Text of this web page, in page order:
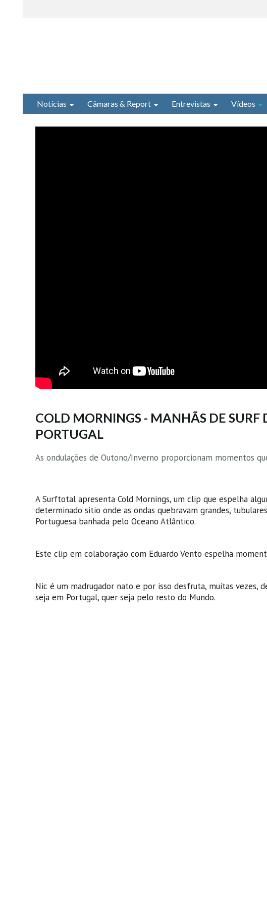
Notícias Câmaras & Report Entrevistas Vídeos
COLD MORNINGS - MANHÃS DE SURF
PORTUGAL
As ondulações de Outono/Inverno proporcionam momentos
A Surftotal apresenta Cold Mornings, um clip que espelha
determinado sitio onde as ondas quebravam grandes,
Portuguesa banhada pelo Oceano Atlântico.
Este clip em colaboração com Eduardo Vento espelha
Nic é um madrugador nato e por isso desfruta, muitas vezes,
seja em Portugal, quer seja pelo resto do Mundo.